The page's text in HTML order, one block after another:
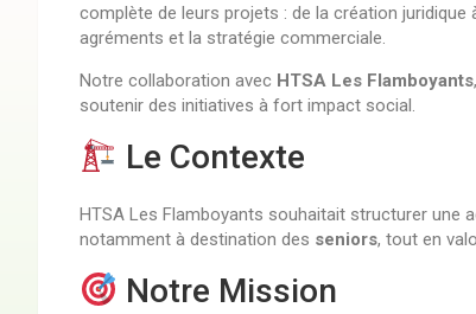
complète de leurs projets : de la création
agréments et la stratégie commerciale.
Notre collaboration avec HTSA Les Flamboyants
soutenir des initiatives à fort impact social.
Le Contexte
HTSA Les Flamboyants souhaitait structurer une
notamment à destination des seniors, tout en
Notre Mission